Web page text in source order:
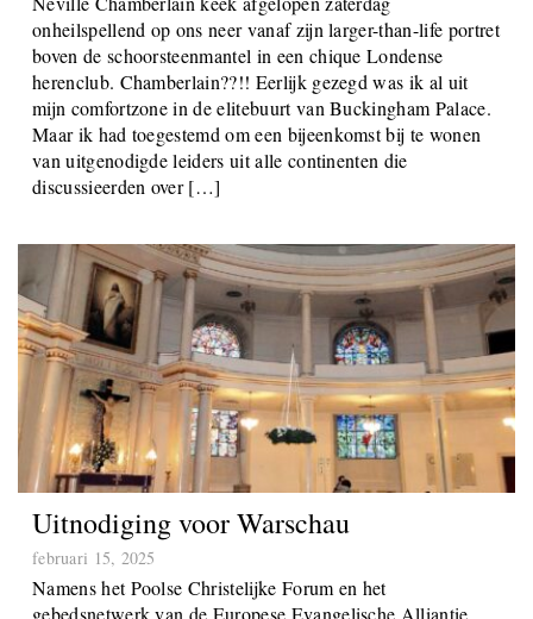
februari 23, 2025
Neville Chamberlain keek afgelopen zaterdag
onheilspellend op ons neer vanaf zijn larger-than-life portret
boven de schoorsteenmantel in een chique Londense
herenclub. Chamberlain??!! Eerlijk gezegd was ik al uit
mijn comfortzone in de elitebuurt van Buckingham Palace.
Maar ik had toegestemd om een bijeenkomst bij te wonen
van uitgenodigde leiders uit alle continenten die
Uitnodiging voor Warschau
februari 15, 2025